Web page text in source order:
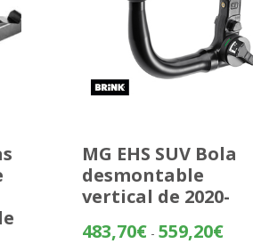
MG EHS SUV Bola
desmontable
vertical de 2020-
483,70€ - 559,20€Rango